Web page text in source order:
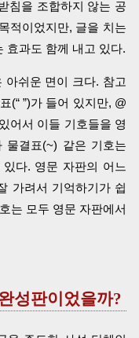
침을 조합하지 않는 공
적이었지만, 글을 치는
효과도 함께 내고 있다.
쉬운 면이 크다. 참고
(“ ”)가 들어 있지만, @
어서 이들 기호들을 영
물결표(~) 같은 기호는
다. 영문 자판의 어느
가려서 기억하기가 쉽
는 모두 영문 자판에서
성판이었을까?